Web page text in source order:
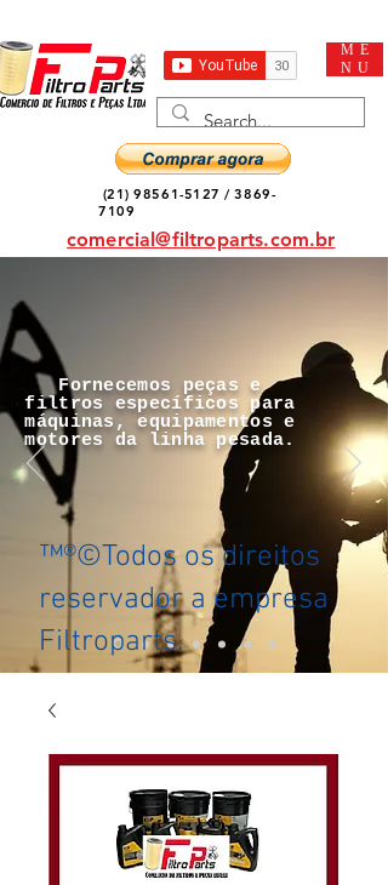
ME
NU
(21) 98561-5127 /3869-
7109
comercial@filtroparts.com.br
Fornecemos peças e
filtros específicos para
máquinas, equipamentos e
motores da linha pesada.
™®©Todos os direitos
reservador a empresa
Filtroparts.